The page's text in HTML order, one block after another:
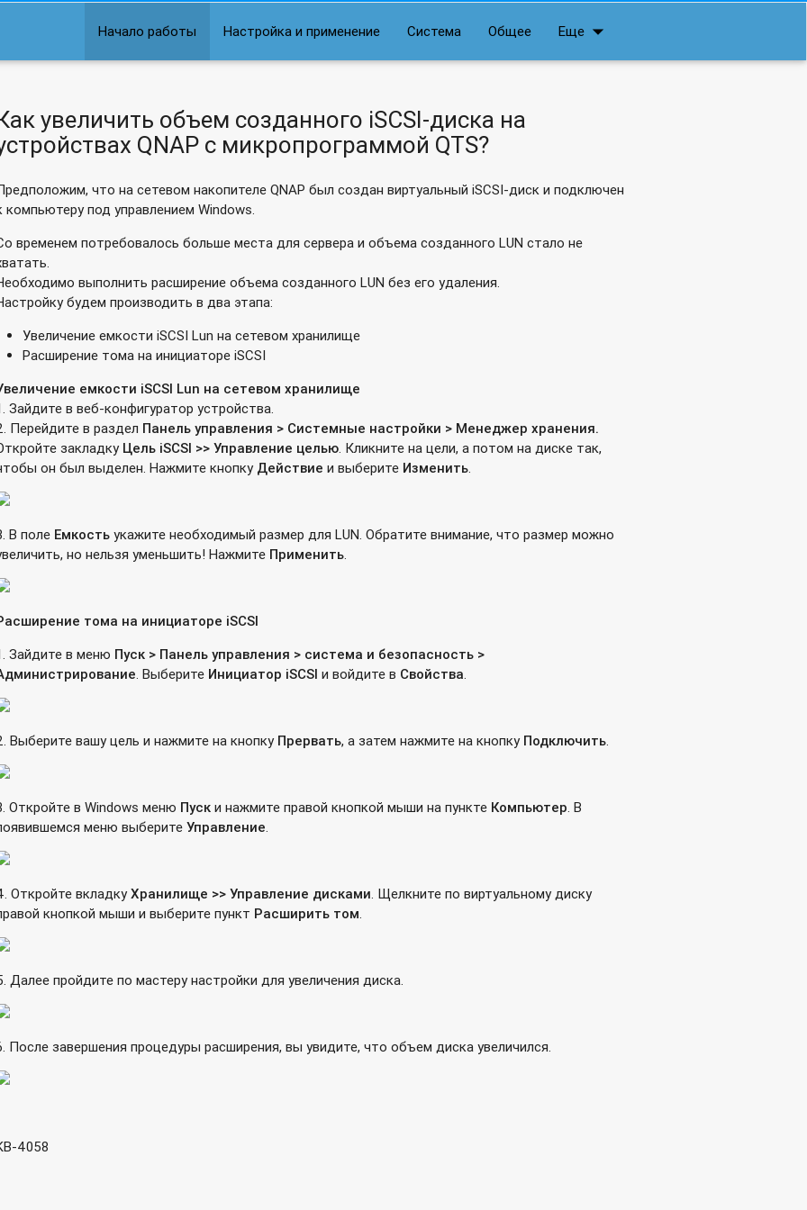
музыкальным тегам и их отладка
Turbo NAS
микропрограммой QTS?
в сетевом накопителе QNAP?
гостевой ОС в Virtualization Station?
в сетевых накопителях QNAP
подключения к Virtualization Station, используя VMware vCenter Converter?
QNAP
go to run "Check File System" в системном журнале. Что делать?
индикаторов на сетевом накопителе?
хранилища?
хранилище QNAP?
на модуле расширения REXP?
хранилище QNAP?
под управлением Windows на сетевое хранилище QNAP при помощи программы NetBak Replicator
снимка системы (Snapshot) на сетевых хранилищах QNAP SMB
сервис Symform
и папки?
использования его в сетевом накопителе?
накопителя Qnap
для сетевых интерфейсов и дисковых контроллеров виртуальных машин?
с ОС Linux
на компьютере
Начало работы Настройка и применение Система Общее Ещеarrow_drop_down
увеличить объем созданного iSCSI-диска на
QNAP с микропрограммой QTS?
что на сетевом накопителе QNAP был создан виртуальный iSCSI-диск и подключен
компьютеру под управлением Windows.
временем потребовалось больше места для сервера и объема созданного LUN стало не
выполнить расширение объема созданного LUN без его удаления.
будем производить в два этапа:
Увеличение емкости iSCSI Lun на сетевом хранилище
Расширение тома на инициаторе iSCSI
емкости iSCSI Lun на сетевом хранилище
Зайдите в веб-конфигуратор устройства.
Перейдите в раздел Панель управления > Системные настройки > Менеджер хранения.
закладкуЦель iSCSI >> Управление целью. Кликните на цели, а потом на диске так,
он был выделен. Нажмите кнопку Действие и выберитеИзменить.
В поле Емкостьукажите необходимый размер для LUN. Обратите внимание, что размер можно
но нельзя уменьшить! Нажмите Применить.
тома на инициаторе iSCSI
Зайдите в меню Пуск > Панель управления > система и безопасность >
. Выберите Инициатор iSCSI и войдите в Свойства
Выберите вашу цель и нажмите на кнопку Прервать, а затем нажмите на кнопку Подключить.
Откройте в Windows меню Пуски нажмите правой кнопкой мыши на пункте Компьютер . В
меню выберите Управление
Откройте вкладкуХранилище >> Управление дисками . Щелкните по виртуальному диску
кнопкой мыши и выберите пункт Расширить том
Далее пройдите по мастеру настройки для увеличения диска.
После завершения процедуры расширения, вы увидите, что объем диска увеличился.
4058